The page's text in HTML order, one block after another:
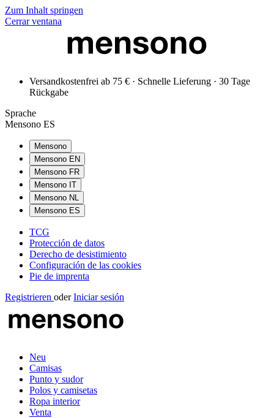
Zum Inhalt springen
Cerrar ventana
Versandkostenfrei ab 75 € · Schnelle Lieferung · 30 Tage
Rückgabe
Sprache
Mensono ES
Mensono
Mensono EN
Mensono FR
Mensono IT
Mensono NL
Mensono ES
TCG
Protección de datos
Derecho de desistimiento
Configuración de las cookies
Pie de imprenta
Registrieren oder Iniciar sesión
Neu
Camisas
Punto y sudor
Polos y camisetas
Ropa interior
Venta